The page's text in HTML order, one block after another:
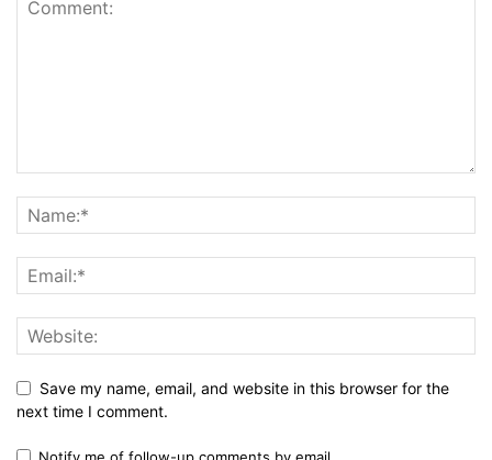
Save my name, email, and website in this browser for the
next time I comment.
Notify me of follow-up comments by email.